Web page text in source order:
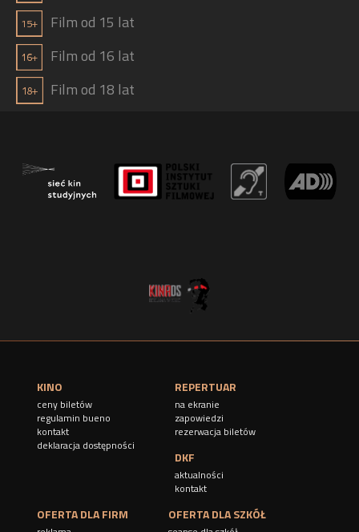
Film od 15 lat
Film od 16 lat
Film od 18 lat
KINO
ceny biletów
regulamin bueno
kontakt
deklaracja dostępności
REPERTUAR
na ekranie
zapowiedzi
rezerwacja biletów
DKF
aktualności
kontakt
OFERTA DLA FIRM OFERTA DLA SZKÓŁ